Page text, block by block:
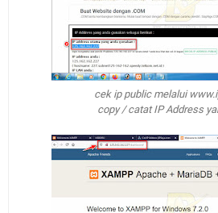
cek ip public melalui
copy / catat IP Address